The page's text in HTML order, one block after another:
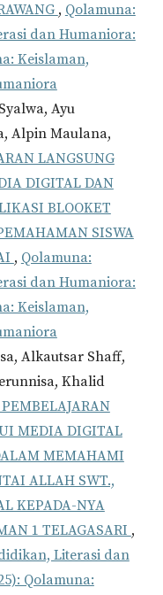
, Qolamuna:
dan Humaniora:
Keislaman,
Ayu
Alpin Maulana,
LANGSUNG
DIGITAL DAN
BLOOKET
SISWA
, Qolamuna:
dan Humaniora:
Keislaman,
Alkautsar Shaff,
Khalid
MEDIA DIGITAL
MEMAHAMI
ALLAH SWT.,
KEPADA-NYA
1 TELAGASARI ,
Literasi dan
Qolamuna: